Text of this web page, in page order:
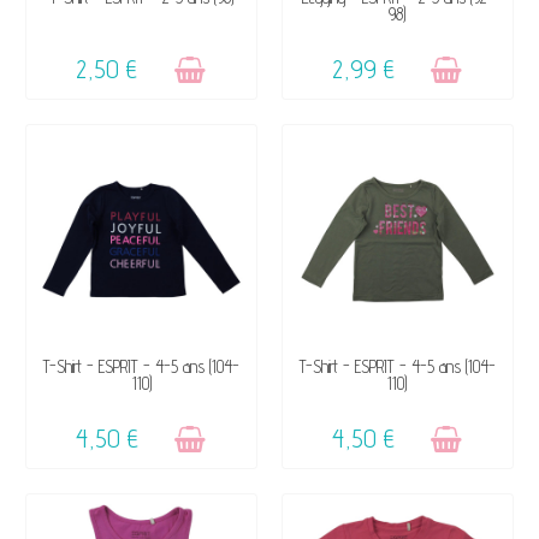
2,50 €
SUCCÈS ☺
98)
2,99 €
VENDU, VICTIME DE SON
SUCCÈS ☺
T-Shirt - ESPRIT - 4-5 ans (104-
110)
4,50 €
VENDU, VICTIME DE SON
SUCCÈS ☺
T-Shirt - ESPRIT - 4-5 ans (104-
110)
4,50 €